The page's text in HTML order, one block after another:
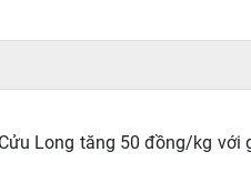
Long tăng 50 đồng/kg với